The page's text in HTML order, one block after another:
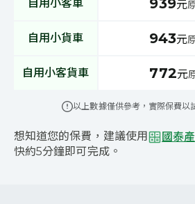
自用小客車 939元
自用小貨車 943元
自用小客貨車 772元
以上數據僅供參考，實際保費以
想知道您的保費，建議使用 國泰
快約5分鐘即可完成。